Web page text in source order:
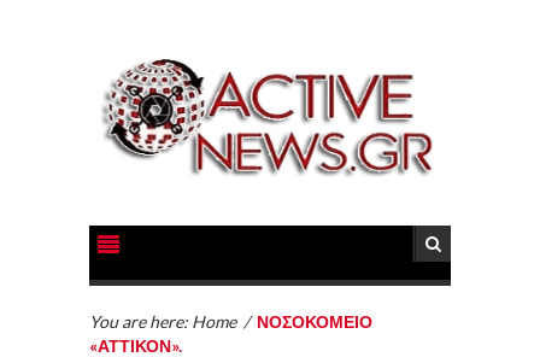
You are here: Home / ΝΟΣΟΚΟΜΕΙΟ
«ΑΤΤΙΚΟΝ».